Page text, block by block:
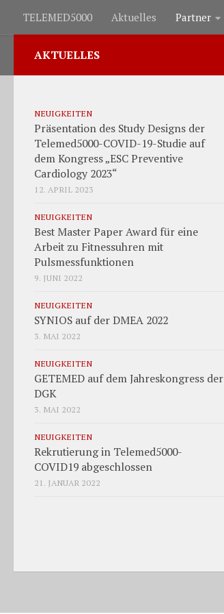
Zum Inhalt springen
TELEMED5000 Aktuelles Partner
AKTUELLES
NEUIGKEITEN
Präsentation des Study Designs der
Telemed5000-COVID-19-Studie auf
dem Kongress „ESC Preventive
Cardiology 2023“
12. APRIL 2023
NEUIGKEITEN
Best Master Paper Award für eine
Arbeit zu Fitnessuhren mit
Pulsmessfunktionen
9. JUNI 2022
NEUIGKEITEN
SYNIOS auf der DMEA 2022
3. MAI 2022
NEUIGKEITEN
GETEMED auf dem Jahreskongress der
DGK
3. MAI 2022
NEUIGKEITEN
Rekrutierung in Telemed5000-
COVID19 abgeschlossen
21. JANUAR 2022